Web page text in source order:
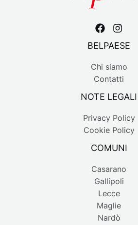
BELPAESE
Chi siamo
Contatti
NOTE LEGALI
Privacy Policy
Cookie Policy
COMUNI
Casarano
Gallipoli
Lecce
Maglie
Nardò